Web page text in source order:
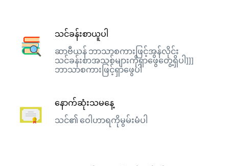
သင်ခန်းစာယူပါ
ဆာဗီယန် ဘာသာစကားဖြင့်အွန်လိုင်း
သင်ခန်းစာအသစ်များကိုရှာဖွေတွေ့ရှိပါ]]]
ဘာသာစကားဖြင့်ရှာဖွေပါ
နောက်ဆုံးသမနေ့
သင်၏ ဝေါဟာရကိုမွမ်းမံပါ